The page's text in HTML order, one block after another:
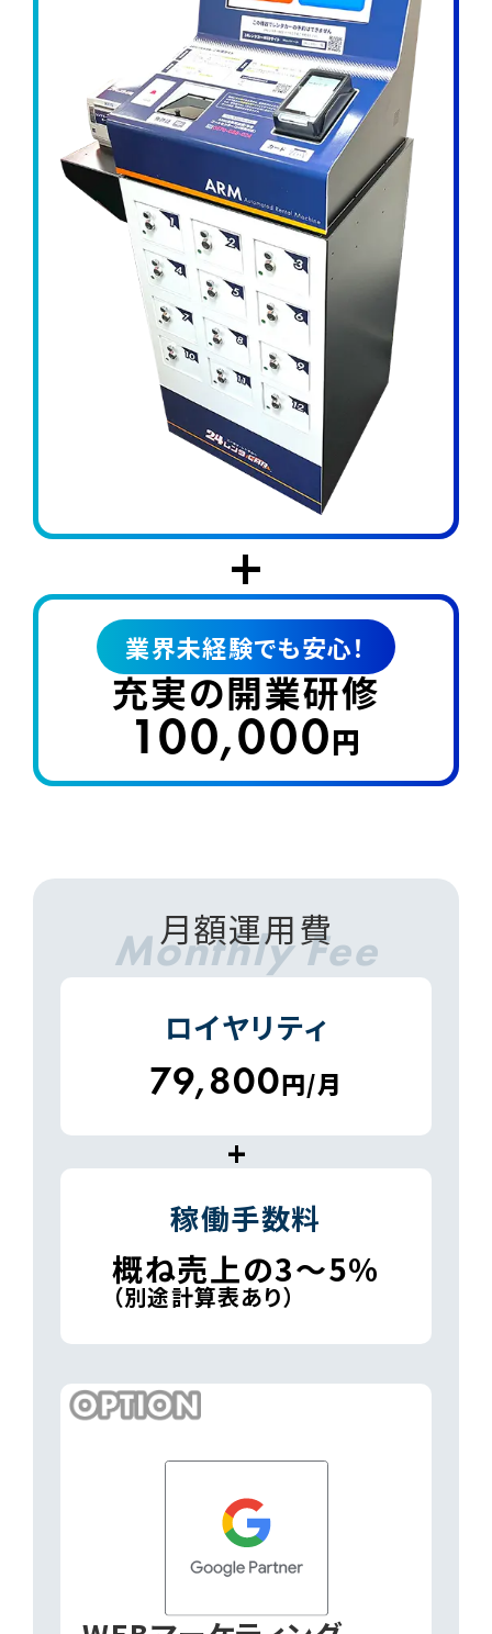
+
業界未経験でも安心！
充実の開業研修
100,000円
月額運用費
Monthly Fee
ロイヤリティ
79,800円/月
+
稼働手数料
概ね売上の3～5%
（別途計算表あり）